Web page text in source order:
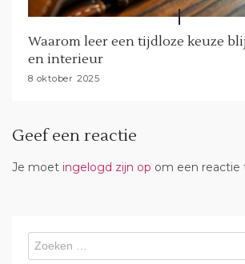
Waarom leer een tijdloze keuze
en interieur
8 oktober 2025
Geef een reactie
Je moet ingelogd zijn op om een reactie
Zoeken
naar: